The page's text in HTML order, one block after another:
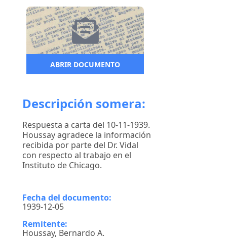
ABRIR DOCUMENTO
Descripción somera:
Respuesta a carta del 10-11-1939.
Houssay agradece la información
recibida por parte del Dr. Vidal
con respecto al trabajo en el
Instituto de Chicago.
Fecha del documento:
1939-12-05
Remitente:
Houssay, Bernardo A.